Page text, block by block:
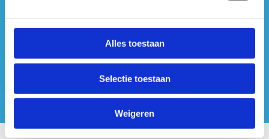
Alles toestaan
Selectie toestaan
Weigeren
ook op sociale media